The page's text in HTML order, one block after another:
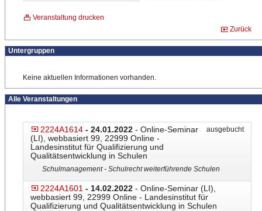
Veranstaltung drucken
Zurück
Untergruppen
Keine aktuellen Informationen vorhanden.
Alle Veranstaltungen
2224A1614 - 24.01.2022 - Online-Seminar
(LI), webbasiert 99, 22999 Online -
Landesinstitut für Qualifizierung und
Qualitätsentwicklung in Schulen
ausgebucht
Schulmanagement - Schulrecht weiterführende Schulen
2224A1601 - 14.02.2022 - Online-Seminar (LI),
webbasiert 99, 22999 Online - Landesinstitut für
Qualifizierung und Qualitätsentwicklung in Schulen